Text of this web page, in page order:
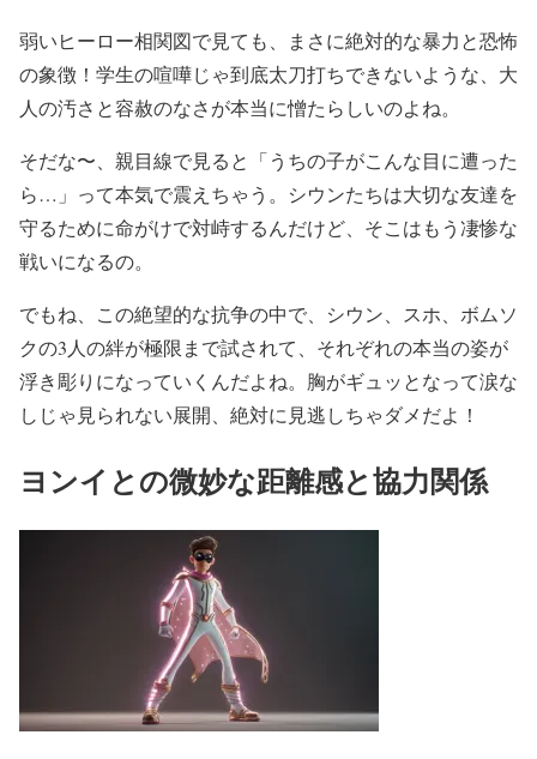
弱いヒーロー相関図で見ても、まさに絶対的な暴力と恐怖
の象徴！学生の喧嘩じゃ到底太刀打ちできないような、大
人の汚さと容赦のなさが本当に憎たらしいのよね。
そだな〜、親目線で見ると「うちの子がこんな目に遭った
ら…」って本気で震えちゃう。シウンたちは大切な友達を
守るために命がけで対峙するんだけど、そこはもう凄惨な
戦いになるの。
でもね、この絶望的な抗争の中で、シウン、スホ、ボムソ
クの3人の絆が極限まで試されて、それぞれの本当の姿が
浮き彫りになっていくんだよね。胸がギュッとなって涙な
しじゃ見られない展開、絶対に見逃しちゃダメだよ！
ヨンイとの微妙な距離感と協力関係